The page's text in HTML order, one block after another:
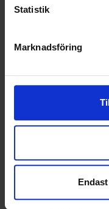
Statistik
Marknadsföring
ALLT FLER
OCH FÖRARYRKET
Genom målmedvetet